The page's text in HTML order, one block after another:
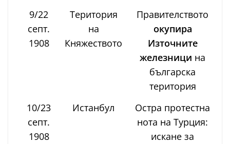
9/22
септ.
1908
Територия
на
Княжеството
Правителството
окупира
Източните
железници на
българска
територия
10/23
септ.
1908
Истанбул
Остра протестна
нота на Турция:
искане за